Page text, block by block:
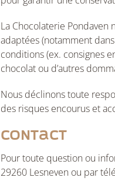
La Chocolaterie
adaptées (notamment
conditions (ex. consignes
chocolat ou d’autres
Nous déclinons toute
des risques encourus et
Contact
Pour toute question ou
29260 Lesneven ou par